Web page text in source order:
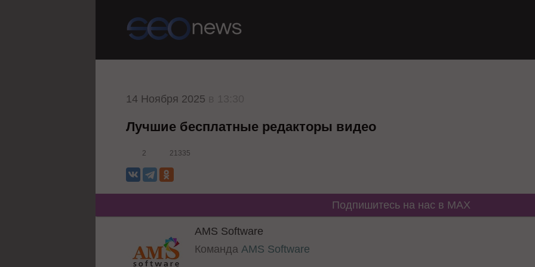
14 Ноября 2025
Лучшие бесплатные редакторы видео
2 21335
Подпишитесь на нас в MAX
AMS Software
КомандаAMS Software